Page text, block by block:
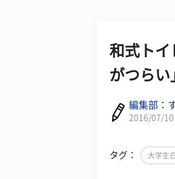
和式ト
がつらい
編集部：
2016/07/10
タグ： 大学生